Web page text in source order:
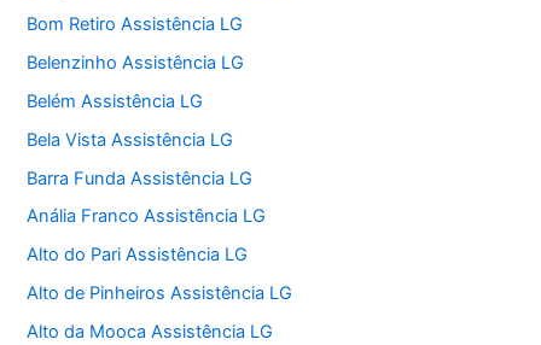
Bom Retiro Assistência LG
Belenzinho Assistência LG
Belém Assistência LG
Bela Vista Assistência LG
Barra Funda Assistência LG
Anália Franco Assistência LG
Alto do Pari Assistência LG
Alto de Pinheiros Assistência LG
Alto da Mooca Assistência LG